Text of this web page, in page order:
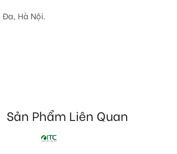
Hà Nội.
Sản Phẩm Liên Quan